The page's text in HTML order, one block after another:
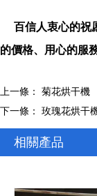
百信人衷心的祝
的價格、用心的服
上一條： 菊花烘干機
下一條： 玫瑰花烘干
相關產品